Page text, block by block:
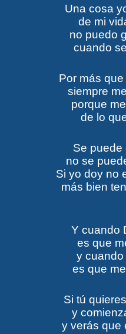
Una cosa
de mi
no puedo
cuando
Por más
siempre
porque
de lo
Se puede
no se
Si yo doy no
más bien
Y cuando
es que
y cuando
es que
Si tú
y
y verás que